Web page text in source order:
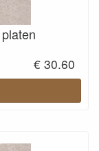
€ 30.60